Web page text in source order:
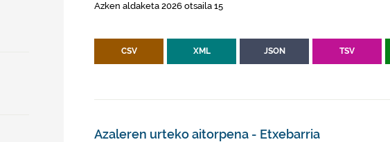
Azken aldaketa 2026 otsaila 15
CSV XML JSON TSV
Azaleren urteko aitorpena - Etxebarria